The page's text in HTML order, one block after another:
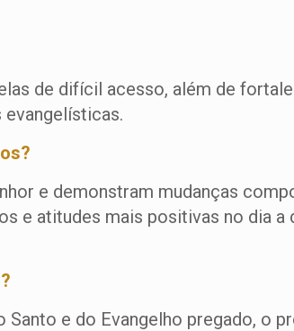
de difícil acesso, além de
e demonstram mudanças
e atitudes mais positivas no dia a
e do Evangelho pregado, o